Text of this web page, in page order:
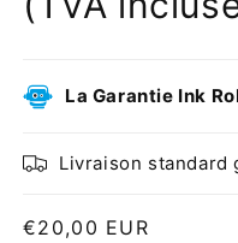
La Garantie Ink
Livraison standard
Prix
€20,00 EUR